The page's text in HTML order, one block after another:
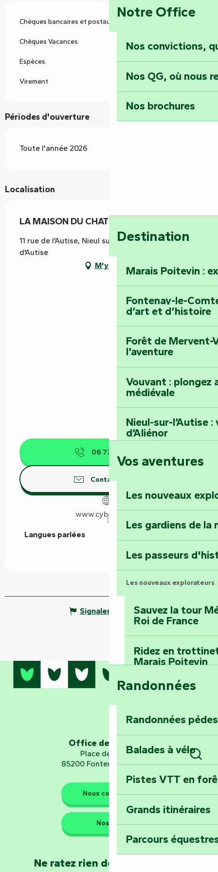
Notre Office
Nos convictions,
Nos QG, où nous
Nos brochures
Destination
Marais Poitevin :
Fontenay-le-
d’art et d’histoire
Forêt de Mervent-
l’aventure
Vouvant : plongez
médiévale
Nieul-sur-l’Autise
d’Aliénor
Foussais-Payré :
Faymoreau :
épopée minière
Terre d’étoiles :
Vos aventures
Les nouveaux
Les gardiens de la
Les passeurs
Les nouveaux explorateurs
Sauvez la tour
Roi de France
Ridez en
Marais Poitevin
Embarquez pour
Explorez
d’orientation «
Les gardiens de la nature
Randonnées
Randonnées
Balades à vélo
Pistes VTT en
Grands itinéraires
Parcours
Chèques bancaires et postaux
Chèques Vacances
Espèces
Virement
Périodes d'ouverture
Toute l'année 2026
Localisation
LA MAISON DU CHAT QUI PELOTE
11 rue de l'Autise, Nieul sur l'Autise, 85240 Rives-
d'Autise
M'y rendre
06 73 94 71
Contactez-nous
www.cybevasion.fr
Langues parlées
Langues parlées
Signaler une erreur
Office de tourisme
Place de Verdun
85200 Fontenay-le-Comte
Nous contacter
Nos QG
Ne ratez rien de l'actualité en